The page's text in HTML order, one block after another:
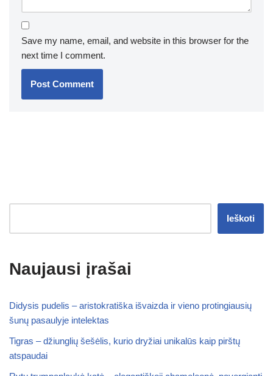
Save my name, email, and website in this browser for the
next time I comment.
Ieškoti
Naujausi įrašai
Didysis pudelis – aristokratiška išvaizda ir vieno protingiausių
šunų pasaulyje intelektas
Tigras – džiunglių šešėlis, kurio dryžiai unikalūs kaip pirštų
atspaudai